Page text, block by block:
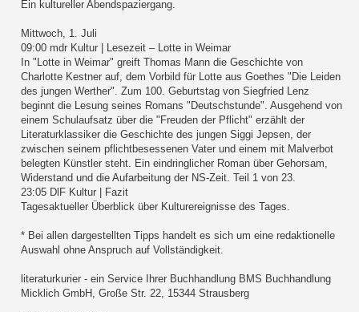
Ein kultureller Abendspaziergang.
Mittwoch, 1. Juli
09:00 mdr Kultur | Lesezeit – Lotte in Weimar
In "Lotte in Weimar" greift Thomas Mann die Geschichte von
Charlotte Kestner auf, dem Vorbild für Lotte aus Goethes "Die Leiden
des jungen Werther". Zum 100. Geburtstag von Siegfried Lenz
beginnt die Lesung seines Romans "Deutschstunde". Ausgehend von
einem Schulaufsatz über die "Freuden der Pflicht" erzählt der
Literaturklassiker die Geschichte des jungen Siggi Jepsen, der
zwischen seinem pflichtbesessenen Vater und einem mit Malverbot
belegten Künstler steht. Ein eindringlicher Roman über Gehorsam,
Widerstand und die Aufarbeitung der NS-Zeit. Teil 1 von 23.
23:05 DlF Kultur | Fazit
Tagesaktueller Überblick über Kulturereignisse des Tages.
* Bei allen dargestellten Tipps handelt es sich um eine redaktionelle
Auswahl ohne Anspruch auf Vollständigkeit.
literaturkurier - ein Service Ihrer Buchhandlung BMS Buchhandlung
Micklich GmbH, Große Str. 22, 15344 Strausberg